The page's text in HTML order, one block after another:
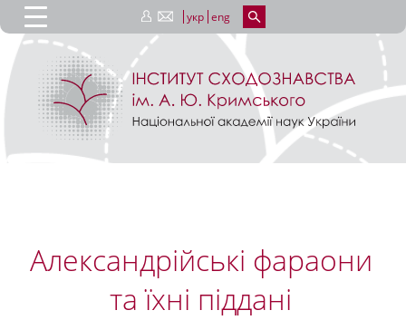
укр eng
Александрійські фараони
та їхні піддані